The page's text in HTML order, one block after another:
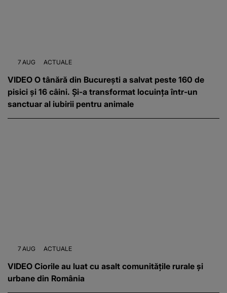
7 AUG ACTUALE
VIDEO O tânără din București a salvat peste 160 de
pisici și 16 câini. Și-a transformat locuința într-un
sanctuar al iubirii pentru animale
7 AUG ACTUALE
VIDEO Ciorile au luat cu asalt comunitățile rurale și
urbane din România